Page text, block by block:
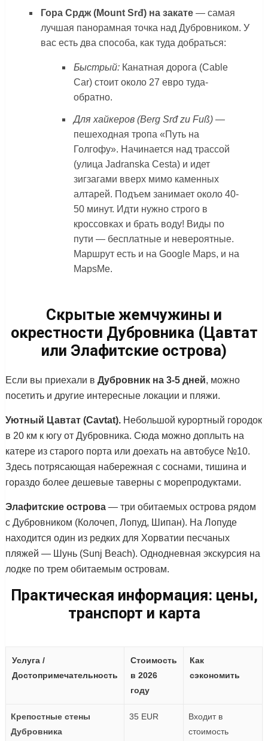
Гора Срдж (Mount Srđ) на закате— самая
лучшая панорамная точка над Дубровником. У
вас есть два способа, как туда добраться:
Быстрый: Канатная дорога (Cable
Car) стоит около 27 евро туда-
обратно.
Для хайкеров (Berg Srđ zu Fuß) —
пешеходная тропа «Путь на
Голгофу». Начинается над трассой
(улица Jadranska Cesta) и идет
зигзагами вверх мимо каменных
алтарей. Подъем занимает около 40-
50 минут. Идти нужно строго в
кроссовках и брать воду! Виды по
пути — бесплатные и невероятные.
Маршрут есть и на Google Maps, и на
MapsMe.
Скрытые жемчужины и
окрестности Дубровника (Цавтат
или Элафитские острова)
Если вы приехали в Дубровник на 3-5 дней, можно
посетить и другие интересные локации и пляжи.
Уютный Цавтат (Cavtat).Небольшой курортный городок
в 20 км к югу от Дубровника. Сюда можно доплыть на
катере из старого порта или доехать на автобусе №10.
Здесь потрясающая набережная с соснами, тишина и
гораздо более дешевые таверны с морепродуктами.
Элафитские острова— три обитаемых острова рядом
с Дубровником (Колочеп, Лопуд, Шипан). На Лопуде
находится один из редких для Хорватии песчаных
пляжей — Шунь (Sunj Beach). Однодневная экскурсия на
лодке по трем обитаемым островам.
Практическая информация: цены,
транспорт и карта
Услуга /
Достопримечательность
Стоимость
в 2026
году
Как
сэкономить
Крепостные стены
Дубровника
35 EUR
Входит в
стоимость